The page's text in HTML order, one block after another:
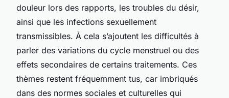
douleur lors des rapports, les troubles du désir,
ainsi que les infections sexuellement
transmissibles. À cela s’ajoutent les difficultés à
parler des variations du cycle menstruel ou des
effets secondaires de certains traitements. Ces
thèmes restent fréquemment tus, car imbriqués
dans des normes sociales et culturelles qui